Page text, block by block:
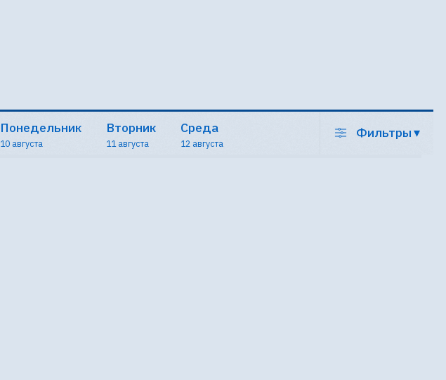
Понедельник
10 августа
Вторник
11 августа
Среда
12 августа
Фильтры▾